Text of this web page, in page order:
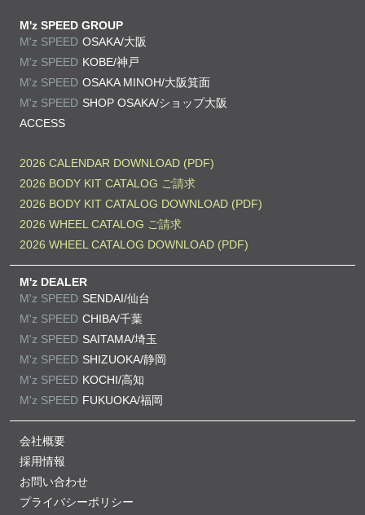
M'z SPEED GROUP
M'z SPEED OSAKA/大阪
M'z SPEED KOBE/神戸
M'z SPEED OSAKA MINOH/大阪箕面
M'z SPEED SHOP OSAKA/ショップ大阪
ACCESS
2026 CALENDAR DOWNLOAD (PDF)
2026 BODY KIT CATALOG ご請求
2026 BODY KIT CATALOG DOWNLOAD (PDF)
2026 WHEEL CATALOG ご請求
2026 WHEEL CATALOG DOWNLOAD (PDF)
M'z DEALER
M'z SPEED SENDAI/仙台
M'z SPEED CHIBA/千葉
M'z SPEED SAITAMA/埼玉
M'z SPEED SHIZUOKA/静岡
M'z SPEED KOCHI/高知
M'z SPEED FUKUOKA/福岡
会社概要
採用情報
お問い合わせ
プライバシーポリシー